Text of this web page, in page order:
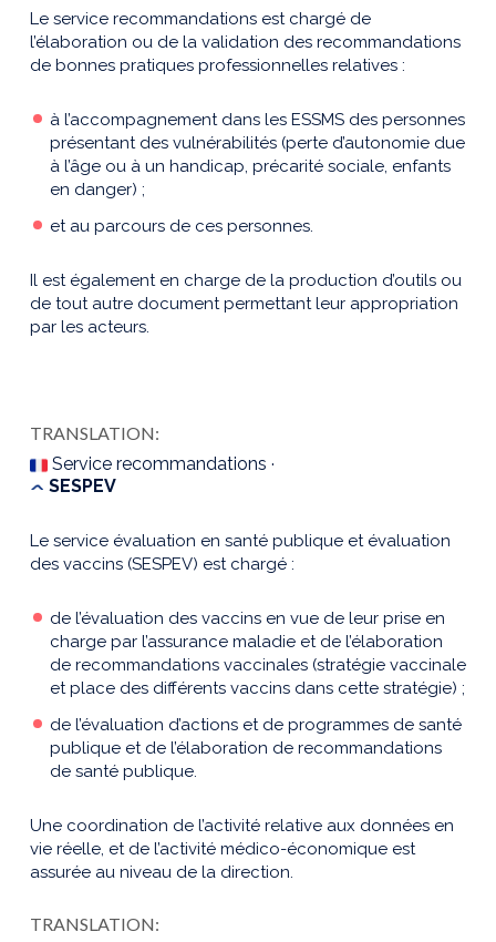
Le service recommandations est chargé de
l’élaboration ou de la validation des recommandations
de bonnes pratiques professionnelles relatives :
à l’accompagnement dans les ESSMS des personnes
présentant des vulnérabilités (perte d’autonomie due
à l’âge ou à un handicap, précarité sociale, enfants
en danger) ;
et au parcours de ces personnes.
Il est également en charge de la production d’outils ou
de tout autre document permettant leur appropriation
par les acteurs.
TRANSLATION:
Service recommandations ·
SESPEV
Le service évaluation en santé publique et évaluation
des vaccins (SESPEV) est chargé :
de l’évaluation des vaccins en vue de leur prise en
charge par l’assurance maladie et de l’élaboration
de recommandations vaccinales (stratégie vaccinale
et place des différents vaccins dans cette stratégie) ;
de l’évaluation d’actions et de programmes de santé
publique et de l’élaboration de recommandations
de santé publique.
Une coordination de l’activité relative aux données en
vie réelle, et de l’activité médico-économique est
assurée au niveau de la direction.
TRANSLATION: